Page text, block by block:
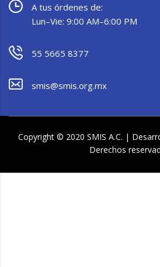
A tus órdenes de:
Lun–Vie: 9:00 AM–6:00 PM
55 5665 8377
smis@smis.org.mx
Copyright © 2020 SMIS A.C. |
Derechos